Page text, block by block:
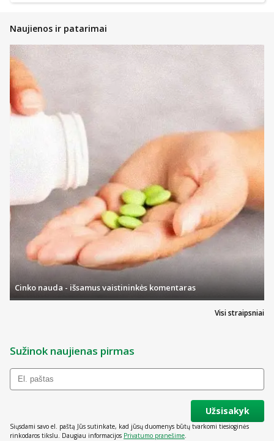
Naujienos ir patarimai
Visi straipsniai
Cinko nauda - išsamus vaistininkės komentaras
Sužinok naujienas pirmas
Užsisakyk
Siųsdami savo el. paštą Jūs sutinkate, kad jūsų duomenys būtų tvarkomi tiesioginės
rinkodaros tikslu. Daugiau informacijos Privatumo pranešime.